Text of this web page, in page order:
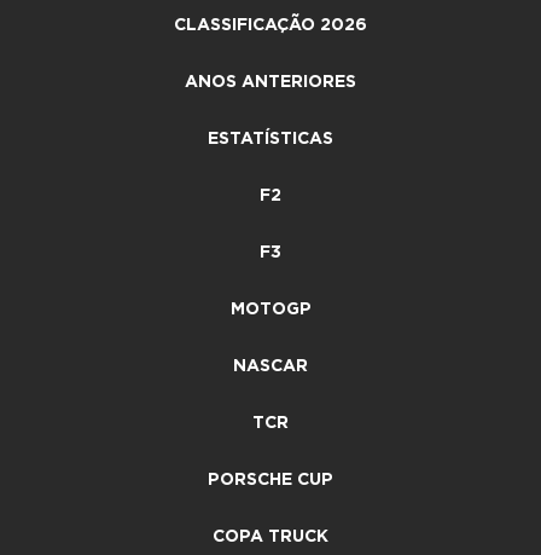
CLASSIFICAÇÃO 2026
ANOS ANTERIORES
ESTATÍSTICAS
F2
F3
MOTOGP
NASCAR
TCR
PORSCHE CUP
COPA TRUCK